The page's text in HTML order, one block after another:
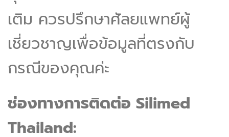
เติม ควรปรึกษาศัลยแพทย์ผู้
เชี่ยวชาญเพื่อข้อมูลที่ตรงกับ
กรณีของคุณค่ะ
ช่องทางการติดต่อ Silimed
Thailand: